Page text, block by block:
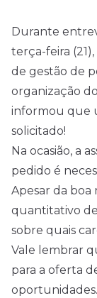
Durante
terça-feira
de gestão de
organização
informou que
solicitado!
Na ocasião, a
pedido é
Apesar da boa
quantitativo de
sobre quais
Vale lembrar
para a oferta
oportunidades.